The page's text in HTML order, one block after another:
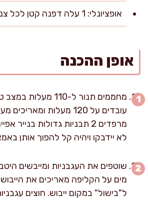
אופציונלי: 1 עלה דפנה קטן לכל צנצנת
אופן ההכנה
מחממים תנור ל-110
עובדים על 120 מעלות
מרפדים 2 תבניות גדולות
לא יידבקו ויהיה קל להפוך אותן
שוטפים את העגבניות ומייבשים
מים על הקליפה מאריכים את הייבוש
ל"בישול" במקום ייבוש. חוצים